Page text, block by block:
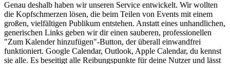
Genau deshalb haben wir unseren Service entwickelt. Wir wollten
die Kopfschmerzen lösen, die beim Teilen von Events mit einem
großen, vielfältigen Publikum entstehen. Anstatt eines unhandlichen,
generischen Links geben wir dir einen sauberen, professionellen
"Zum Kalender hinzufügen"-Button, der überall einwandfrei
funktioniert. Google Calendar, Outlook, Apple Calendar, du kennst
sie alle. Es beseitigt alle Reibungspunkte für deine Nutzer und lässt